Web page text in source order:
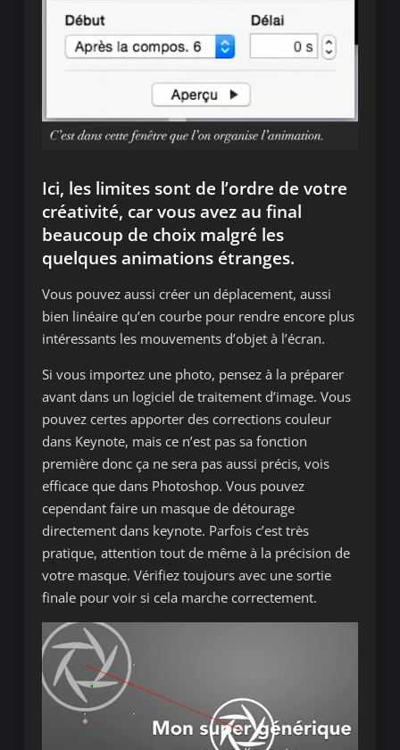
Ici, les limites sont de l’ordre de votre
créativité, car vous avez au final
beaucoup de choix malgré les
quelques animations étranges.
Vous pouvez aussi créer un déplacement, aussi
bien linéaire qu’en courbe pour rendre encore plus
intéressants les mouvements d’objet à l’écran.
Si vous importez une photo, pensez à la préparer
avant dans un logiciel de traitement d’image. Vous
pouvez certes apporter des corrections couleur
dans Keynote, mais ce n’est pas sa fonction
première donc ça ne sera pas aussi précis, vois
efficace que dans Photoshop. Vous pouvez
cependant faire un masque de détourage
directement dans keynote. Parfois c’est très
pratique, attention tout de même à la précision de
votre masque. Vérifiez toujours avec une sortie
finale pour voir si cela marche correctement.